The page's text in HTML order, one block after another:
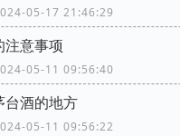
05-17 21:46:29
注意事项
05-11 09:56:40
台酒的地方
05-11 09:56:22